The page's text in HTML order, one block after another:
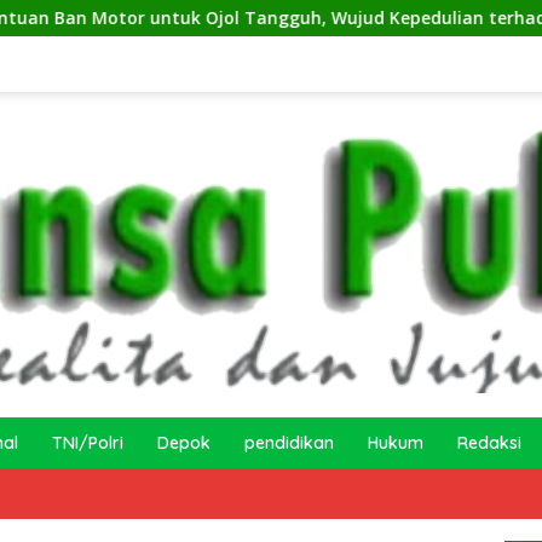
Ojol Tangguh, Wujud Kepedulian terhadap Pekerja Informal
TNI/Polri Depok pendidikan Hukum Redaksi